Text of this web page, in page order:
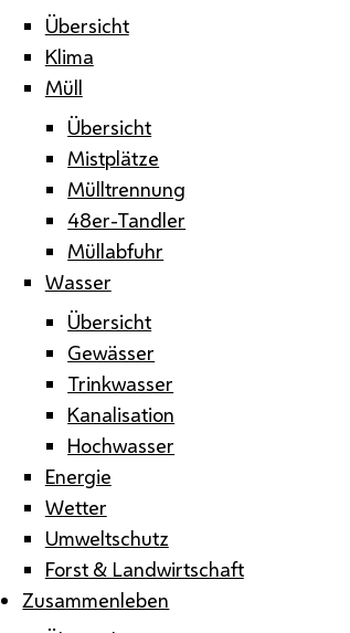
Übersicht
Klima
Müll
Übersicht
Mistplätze
Mülltrennung
48er-Tandler
Müllabfuhr
Wasser
Übersicht
Gewässer
Trinkwasser
Kanalisation
Hochwasser
Energie
Wetter
Umweltschutz
Forst & Landwirtschaft
Zusammenleben